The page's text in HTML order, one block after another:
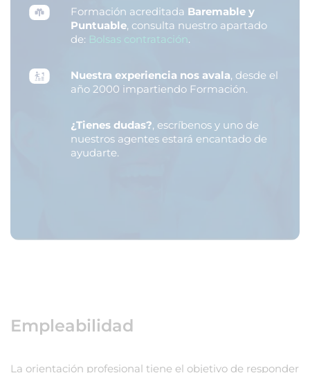
Formación acreditada Baremable y
Puntuable, consulta nuestro apartado
de: Bolsas contratación.
Nuestra experiencia nos avala, desde el
año 2000 impartiendo Formación.
¿Tienes dudas?, escríbenos y uno de
nuestros agentes estará encantado de
ayudarte.
Empleabilidad
La orientación profesional tiene el objetivo de responder